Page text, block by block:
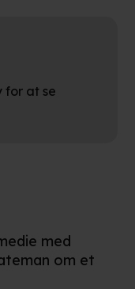
for at se
med
om et